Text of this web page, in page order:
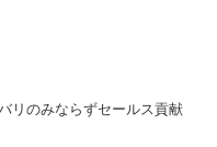
リのみならずセールス貢献